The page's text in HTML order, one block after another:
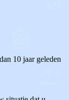
10 jaar geleden